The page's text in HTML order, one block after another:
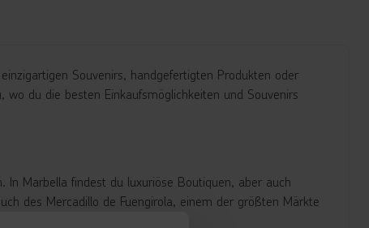
Souvenirs, handgefertigten Produkten oder
wo du die besten Einkaufsmöglichkeiten und Souvenirs
In Marbella findest du luxuriöse Boutiquen, aber auch
des Mercadillo de Fuengirola, einem der größten Märkte